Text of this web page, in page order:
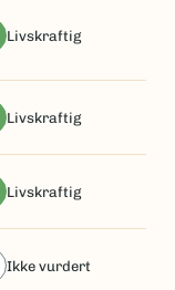
livskraftig
livskraftig
livskraftig
ikke vurdert